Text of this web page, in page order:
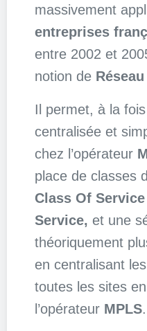
massivement
entreprises
entre 2002 et
notion de
Il permet, à la
centralisée et
chez l’opérateur
place de classes
Class Of
Service, et une
théoriquement
en centralisant
toutes les sites
l’opérateur MPLS.